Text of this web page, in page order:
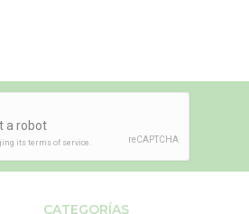
CATEGORÍAS